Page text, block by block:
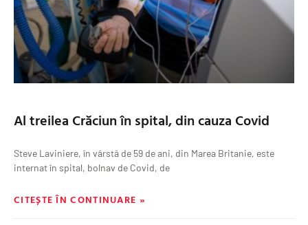
Al treilea Crăciun în spital, din cauza Covid
Steve Laviniere, în vârstă de 59 de ani, din Marea Britanie, este
internat în spital, bolnav de Covid, de
CITEȘTE ÎN CONTINUARE »